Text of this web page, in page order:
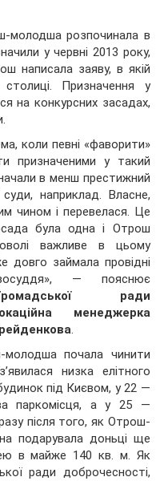
молодша розпочинала в
у червні 2013 року,
написала заяву, в якій
Призначення у
на конкурсних засадах,
коли певні «фаворити»
призначеними у такий
в менш престижний
наприклад. Власне,
чином і перевелася. Це
була одна і Отрош
важливе в цьому
довго займала провідні
— пояснює
ради
менеджерка
.
почала чинити
низка елітного
під Києвом, у 22 —
паркомісця, а у 25 —
після того, як Отрош-
подарувала доньці ще
в майже 140 кв. м. Як
ради доброчесності,